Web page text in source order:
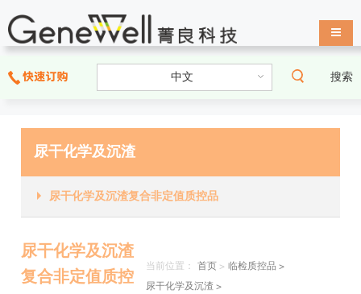
搜索
导航
尿干化学及沉渣
尿干化学及沉渣复合非定值质控品
尿干化学及沉渣
复合非定值质控
当前位置： 首页 > 临检质控品 >
尿干化学及沉渣 >